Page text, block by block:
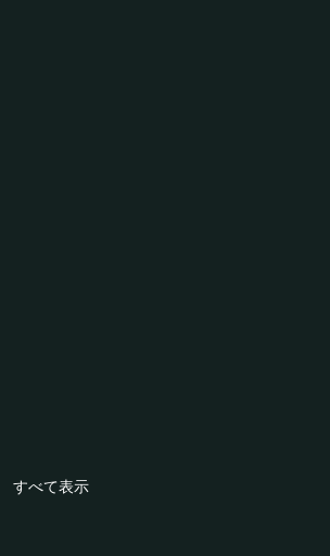
すべて表示